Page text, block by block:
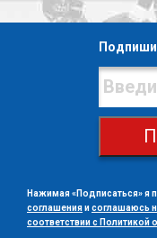
Нажимая «Подписаться» я
соглашенияисоглашаюсь
соответствии с